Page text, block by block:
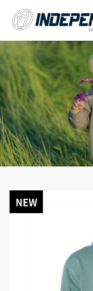
ITEMS
MEN’S
WOMEN’S
UNISEX
YOUTH
カタログ
サイズ＋カラーチ
ABOUT
INDEPENDENTが
INDEPENDENTと
オーナーインタビ
FAQ
新規お取引はこちら
NEW